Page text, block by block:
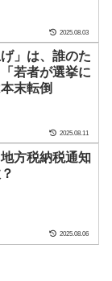
2025.08.03
」は、誰のた
若者が選挙に
末転倒
2025.08.11
方税納税通知
2025.08.06